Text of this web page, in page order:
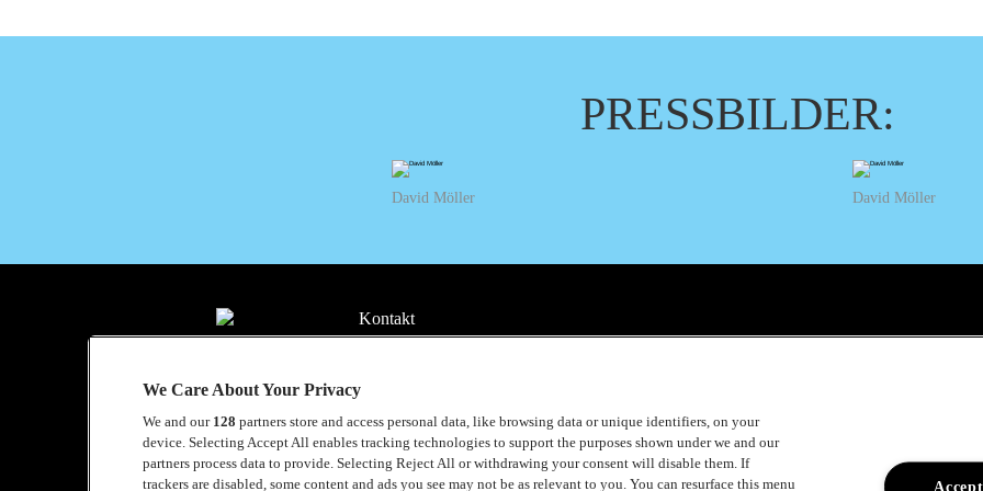
PRESSBILDER:
David Möller David Möller
Kontakt
Samarbeten
Boka artist
We Care About Your Privacy
We and our 128 partners store and access personal data, like browsing data or unique identifiers, on your
device. Selecting Accept All enables tracking technologies to support the purposes shown under we and our
partners process data to provide. Selecting Reject All or withdrawing your consent will disable them. If
trackers are disabled, some content and ads you see may not be as relevant to you. You can resurface this menu